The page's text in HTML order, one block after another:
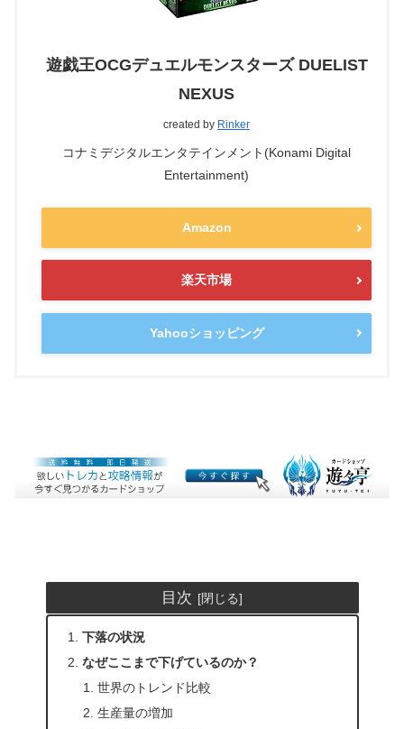
遊戯王OCGデュエルモンスターズ DUELIST
NEXUS
created by Rinker
コナミデジタルエンタテインメント(Konami Digital
Entertainment)
Amazon
楽天市場
Yahooショッピング
目次
下落の状況
なぜここまで下げているのか？
世界のトレンド比較
生産量の増加